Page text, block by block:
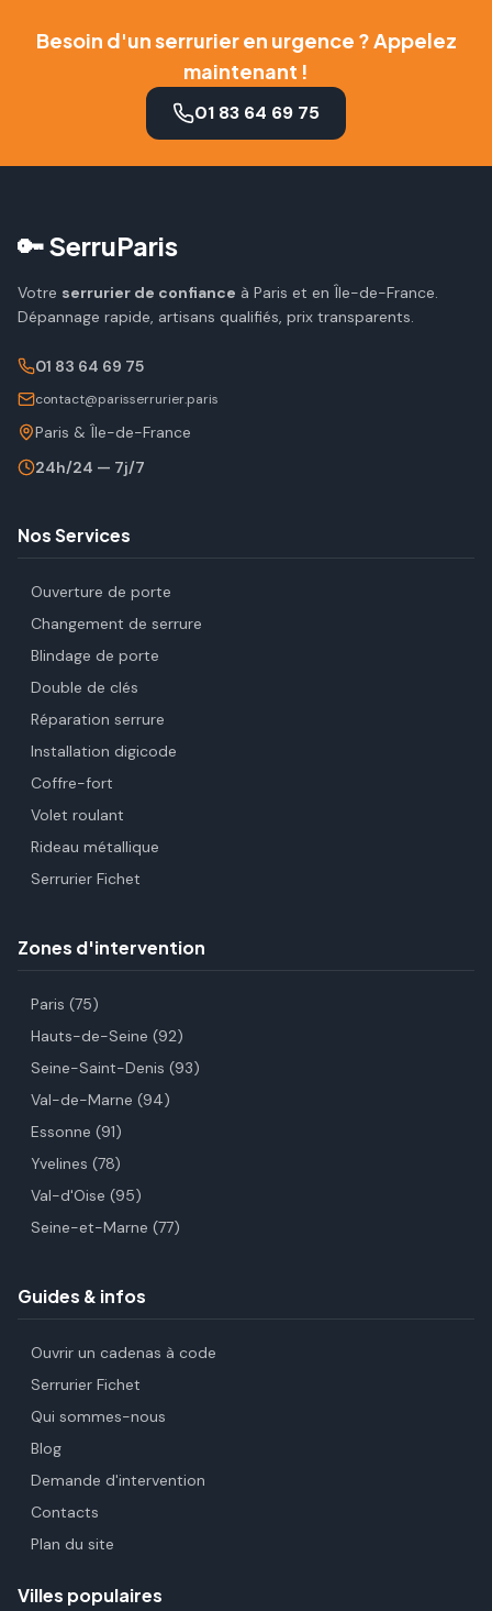
Besoin d'un serrurier en urgence ? Appelez
maintenant !
01 83 64 69 75
🔑 SerruParis
Votre serrurier de confiance à Paris et en Île-de-France.
Dépannage rapide, artisans qualifiés, prix transparents.
01 83 64 69 75
contact@parisserrurier.paris
Paris & Île-de-France
24h/24 — 7j/7
Nos Services
Ouverture de porte
Changement de serrure
Blindage de porte
Double de clés
Réparation serrure
Installation digicode
Coffre-fort
Volet roulant
Rideau métallique
Serrurier Fichet
Zones d'intervention
Paris (75)
Hauts-de-Seine (92)
Seine-Saint-Denis (93)
Val-de-Marne (94)
Essonne (91)
Yvelines (78)
Val-d'Oise (95)
Seine-et-Marne (77)
Guides & infos
Ouvrir un cadenas à code
Serrurier Fichet
Qui sommes-nous
Blog
Demande d'intervention
Contacts
Plan du site
Villes populaires